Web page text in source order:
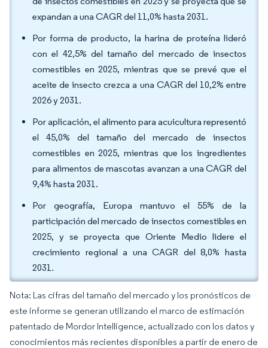
expandan a una CAGR del 11,0% hasta 2031.
Por forma de producto, la harina de proteína lideró
con el 42,5% del tamaño del mercado de insectos
comestibles en 2025, mientras que se prevé que el
aceite de insecto crezca a una CAGR del 10,2% entre
2026 y 2031.
Por aplicación, el alimento para acuicultura representó
el 45,0% del tamaño del mercado de insectos
comestibles en 2025, mientras que los ingredientes
para alimentos de mascotas avanzan a una CAGR del
9,4% hasta 2031.
Por geografía, Europa mantuvo el 55% de la
participación del mercado de insectos comestibles en
2025, y se proyecta que Oriente Medio lidere el
crecimiento regional a una CAGR del 8,0% hasta
2031.
Nota: Las cifras del tamaño del mercado y los pronósticos de
este informe se generan utilizando el marco de estimación
patentado de Mordor Intelligence, actualizado con los datos y
conocimientos más recientes disponibles a partir de enero de